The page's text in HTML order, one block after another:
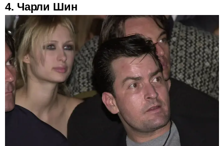
4. Чарли Шин